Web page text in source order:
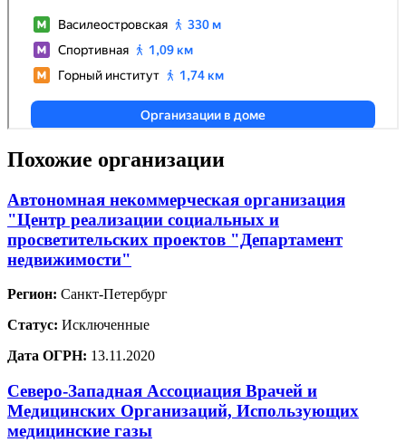
Похожие организации
Автономная некоммерческая организация
"Центр реализации социальных и
просветительских проектов "Департамент
недвижимости"
Регион: Санкт-Петербург
Статус: Исключенные
Дата ОГРН: 13.11.2020
Северо-Западная Ассоциация Врачей и
Медицинских Организаций, Использующих
медицинские газы